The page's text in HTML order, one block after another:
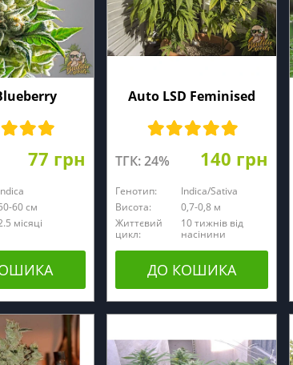
77 грн
60 см
місяці
Auto LSD Feminised
ТГК: 24% 140 грн
Генотип:
Indica/Sativa
Висота:
0,7-0,8 м
Життєвий
цикл:
10 тижнів від
насінини
ДО КОШИКА